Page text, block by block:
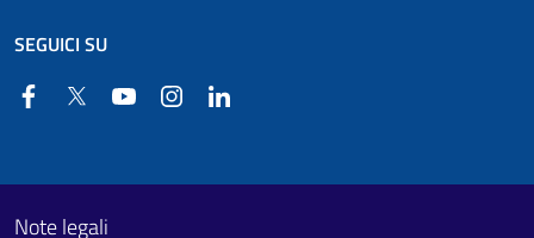
SEGUICI SU
FacebookTwitter YouTube Instagram
Footer First
Useful links section
Note legali